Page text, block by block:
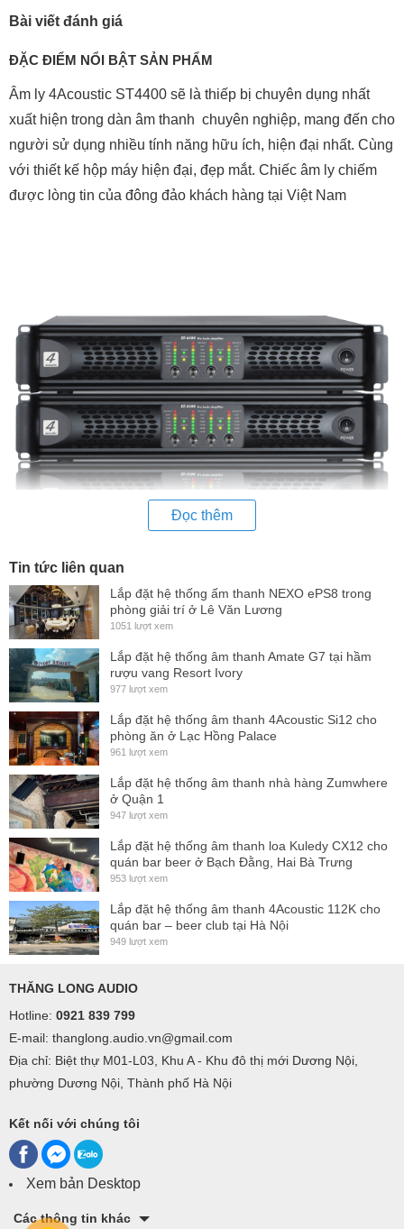
Bài viết đánh giá
ĐẶC ĐIỂM NỔI BẬT SẢN PHẨM
Âm ly 4Acoustic ST4400 sẽ là thiếp bị chuyên dụng nhất
xuất hiện trong dàn âm thanh chuyên nghiệp, mang đến cho
người sử dụng nhiều tính năng hữu ích, hiện đại nhất. Cùng
với thiết kế hộp máy hiện đại, đẹp mắt. Chiếc âm ly chiếm
được lòng tin của đông đảo khách hàng tại Việt Nam
Là bộ khuếch đạiCông Suất (Cục Đẩy) Class H 4 Kênh, có
độ ổn định và tính âm vực cao nhất.
Cung cấp một phong cách hoạt động, rất
định.
Với âm thanh trong suốt, dải động cao và độ méo thấp. Nó
phù hợp cho loa siêu trầm, và loa toàn dải.
Vỏ máy là vỏ kim loại cứng cáp, hình hộp cách điệu 2U.
Với một hệ thống làm mát điều khiển theo nhiệt độ tốc độ tự
Đọc thêm
Tin tức liên quan
Lắp đặt hệ thống ấm thanh NEXO ePS8 trong
phòng giải trí ở Lê Văn Lương
1051 lượt xem
Lắp đặt hệ thống âm thanh Amate G7 tại hầm
rượu vang Resort Ivory
977 lượt xem
Lắp đặt hệ thống âm thanh 4Acoustic Si12 cho
phòng ăn ở Lạc Hồng Palace
961 lượt xem
Lắp đặt hệ thống âm thanh nhà hàng Zumwhere
ở Quận 1
947 lượt xem
Lắp đặt hệ thống âm thanh loa Kuledy CX12 cho
quán bar beer ở Bạch Đằng, Hai Bà Trưng
953 lượt xem
Lắp đặt hệ thống âm thanh 4Acoustic 112K cho
quán bar – beer club tại Hà Nội
949 lượt xem
THĂNG LONG AUDIO
Hotline: 0921 839 799
E-mail: thanglong.audio.vn@gmail.com
Địa chỉ: Biệt thự M01-L03, Khu A - Khu đô thị mới Dương Nội,
phường Dương Nội, Thành phố Hà Nội
Kết nối với chúng tôi
Xem bản Desktop
Các thông tin khác